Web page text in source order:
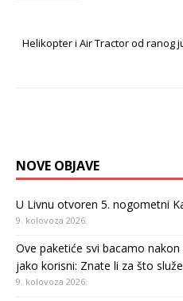
Helikopter i Air Tractor od ranog
NOVE OBJAVE
U Livnu otvoren 5. nogometni
9. kolovoza 2026.
Ove paketiće svi bacamo
jako korisni: Znate li za što
9. kolovoza 2026.